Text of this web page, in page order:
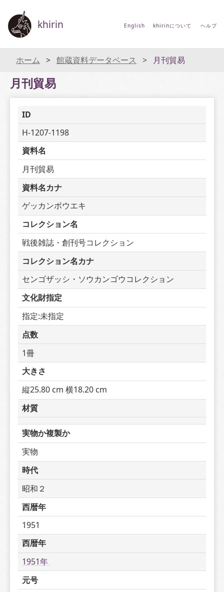
khirin English khirinについて ヘルプ
ホーム 館蔵資料データベース 月刊貿易
月刊貿易
ID
H-1207-1198
資料名
月刊貿易
資料名カナ
ゲッカンボウエキ
コレクション名
戦後雑誌・創刊号コレクション
コレクション名カナ
センゴザッシ・ソウカンゴウコレクション
文化財指定
指定:未指定
点数
1冊
大きさ
縦25.80 cm 横18.20 cm
材質
実物か複製か
実物
時代
昭和２
西暦年
1951
西暦年
1951年
元号